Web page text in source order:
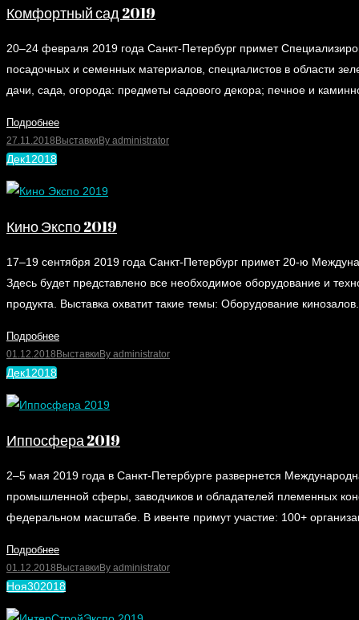
Комфортный сад 2019
20–24 февраля 2019 года Санкт-Петербург примет
посадочных и семенных материалов, специалистов в области
дачи, сада, огорода: предметы садового декора; печное и
Подробнее
27.11.2018 Выставки By administrator
Дек1 2018
Кино Экспо 2019
17–19 сентября 2019 года Санкт-Петербург примет 20-ю
Здесь будет представлено все необходимое оборудование и
продукта. Выставка охватит такие темы: Оборудование
Подробнее
01.12.2018 Выставки By administrator
Дек1 2018
Иппосфера 2019
2–5 мая 2019 года в Санкт-Петербурге развернется
промышленной сферы, заводчиков и обладателей племенных
федеральном масштабе. В ивенте примут участие: 100+
Подробнее
01.12.2018 Выставки By administrator
Ноя302018